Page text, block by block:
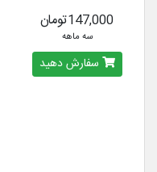
147,000تومان
سه ماهه
سفارش دهید